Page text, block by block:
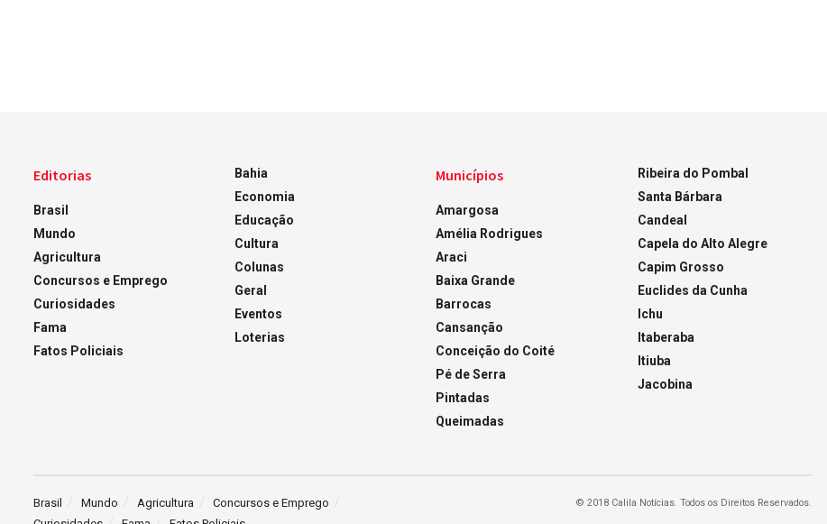
Editorias
Brasil
Mundo
Agricultura
Concursos e Emprego
Curiosidades
Fama
Fatos Policiais
Bahia
Economia
Educação
Cultura
Colunas
Geral
Eventos
Loterias
Municípios
Amargosa
Amélia Rodrigues
Araci
Baixa Grande
Barrocas
Cansanção
Conceição do Coité
Pé de Serra
Pintadas
Queimadas
Ribeira do Pombal
Santa Bárbara
Candeal
Capela do Alto Alegre
Capim Grosso
Euclides da Cunha
Ichu
Itaberaba
Itiuba
Jacobina
Brasil Mundo Agricultura
Concursos e Emprego
© 2018 Calila Notícias. Todos os Direitos Reservados.